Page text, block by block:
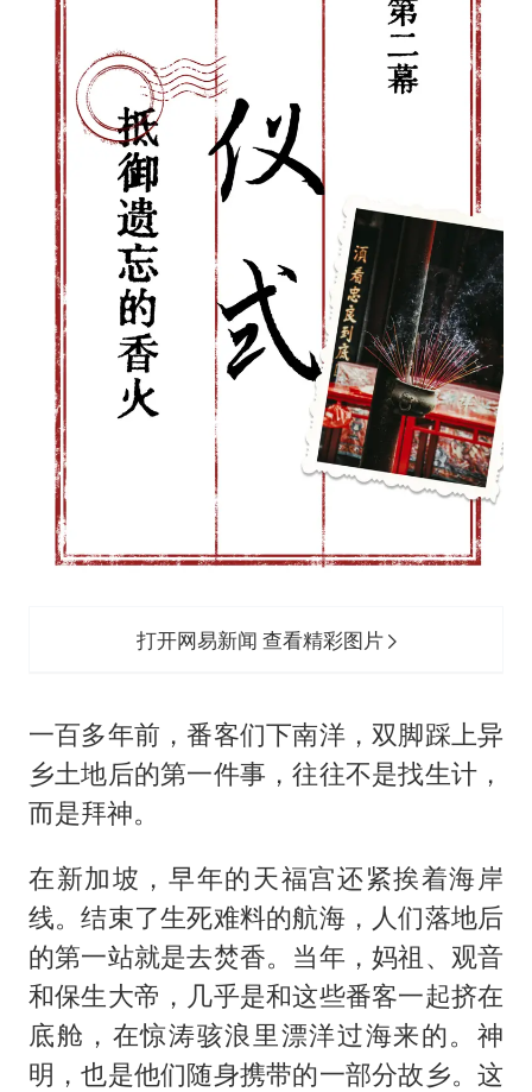
打开网易新闻 查看精彩图片
一百多年前，番客们下南洋，双脚踩上异
乡土地后的第一件事，往往不是找生计，
而是拜神。
在新加坡，早年的天福宫还紧挨着海岸
线。结束了生死难料的航海，人们落地后
的第一站就是去焚香。当年，妈祖、观音
和保生大帝，几乎是和这些番客一起挤在
底舱，在惊涛骇浪里漂洋过海来的。神
明，也是他们随身携带的一部分故乡。这